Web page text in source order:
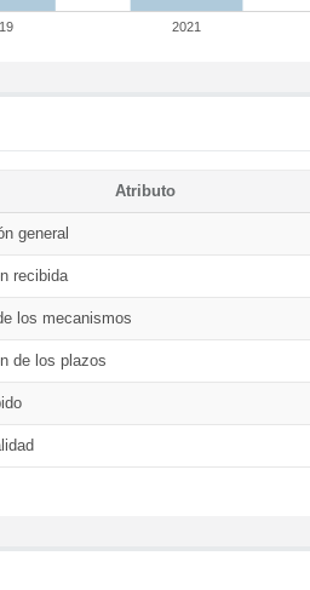
2021
Atributo
general
recibida
los mecanismos
de los plazos